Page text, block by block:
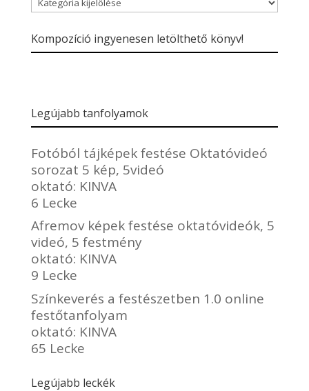
kategóriái
Kompozíció ingyenesen letölthető könyv!
Legújabb tanfolyamok
Fotóból tájképek festése Oktatóvideó
sorozat 5 kép, 5videó
oktató: KINVA
6 Lecke
Afremov képek festése oktatóvideók, 5
videó, 5 festmény
oktató: KINVA
9 Lecke
Színkeverés a festészetben 1.0 online
festőtanfolyam
oktató: KINVA
65 Lecke
Legújabb leckék